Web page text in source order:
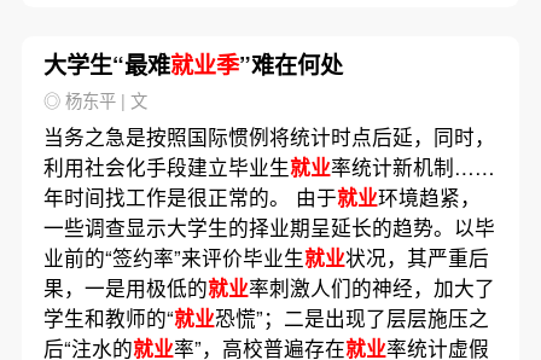
大学生“最难就业季”难在何处
◎ 杨东平 | 文
当务之急是按照国际惯例将统计时点后延，同时，
利用社会化手段建立毕业生就业率统计新机制……
年时间找工作是很正常的。 由于就业环境趋紧，
一些调查显示大学生的择业期呈延长的趋势。以毕
业前的“签约率”来评价毕业生就业状况，其严重后
果，一是用极低的就业率刺激人们的神经，加大了
学生和教师的“就业恐慌”；二是出现了层层施压之
后“注水的就业率”，高校普遍存在就业率统计虚假